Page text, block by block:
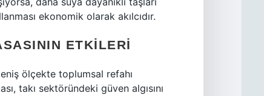
ekonomik olarak akılcıdır.
ETKILERI
ölçekte toplumsal refahı
takı sektöründeki güven algısını